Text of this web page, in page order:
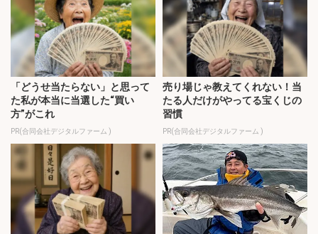
「どうせ当たらない」と思って
た私が本当に当選した“買い
方”がこれ
PR(合同会社デジタルファーム )
売り場じゃ教えてくれない！当
たる人だけがやってる宝くじの
習慣
PR(合同会社デジタルファーム )